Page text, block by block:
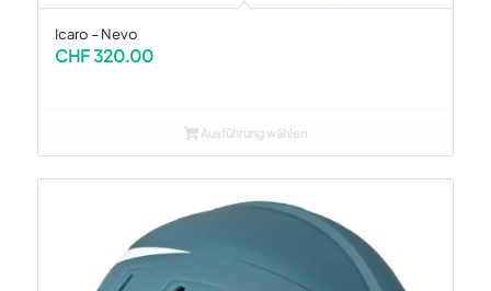
Icaro – Nevo
CHF320.00
Ausführung wählen